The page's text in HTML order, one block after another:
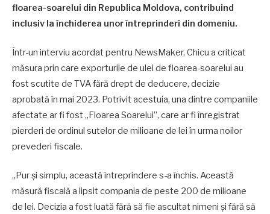
floarea-soarelui din Republica Moldova, contribuind
inclusiv la închiderea unor întreprinderi din domeniu.
Într-un interviu acordat pentru NewsMaker, Chicu a criticat
măsura prin care exporturile de ulei de floarea-soarelui au
fost scutite de TVA fără drept de deducere, decizie
aprobată în mai 2023. Potrivit acestuia, una dintre companiile
afectate ar fi fost „Floarea Soarelui”, care ar fi înregistrat
pierderi de ordinul sutelor de milioane de lei în urma noilor
prevederi fiscale.
„Pur și simplu, această întreprindere s-a închis. Această
măsură fiscală a lipsit compania de peste 200 de milioane
de lei. Decizia a fost luată fără să fie ascultat nimeni și fără să